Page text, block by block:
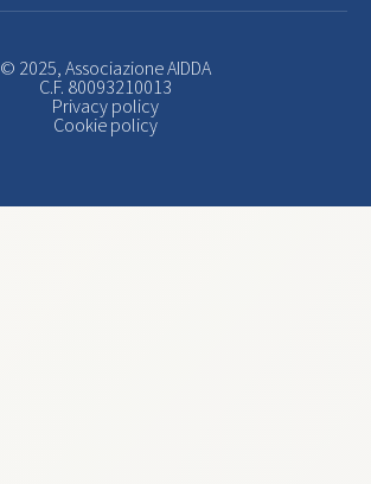
© 2025, Associazione AIDDA
C.F. 80093210013
Privacy policy
Cookie policy